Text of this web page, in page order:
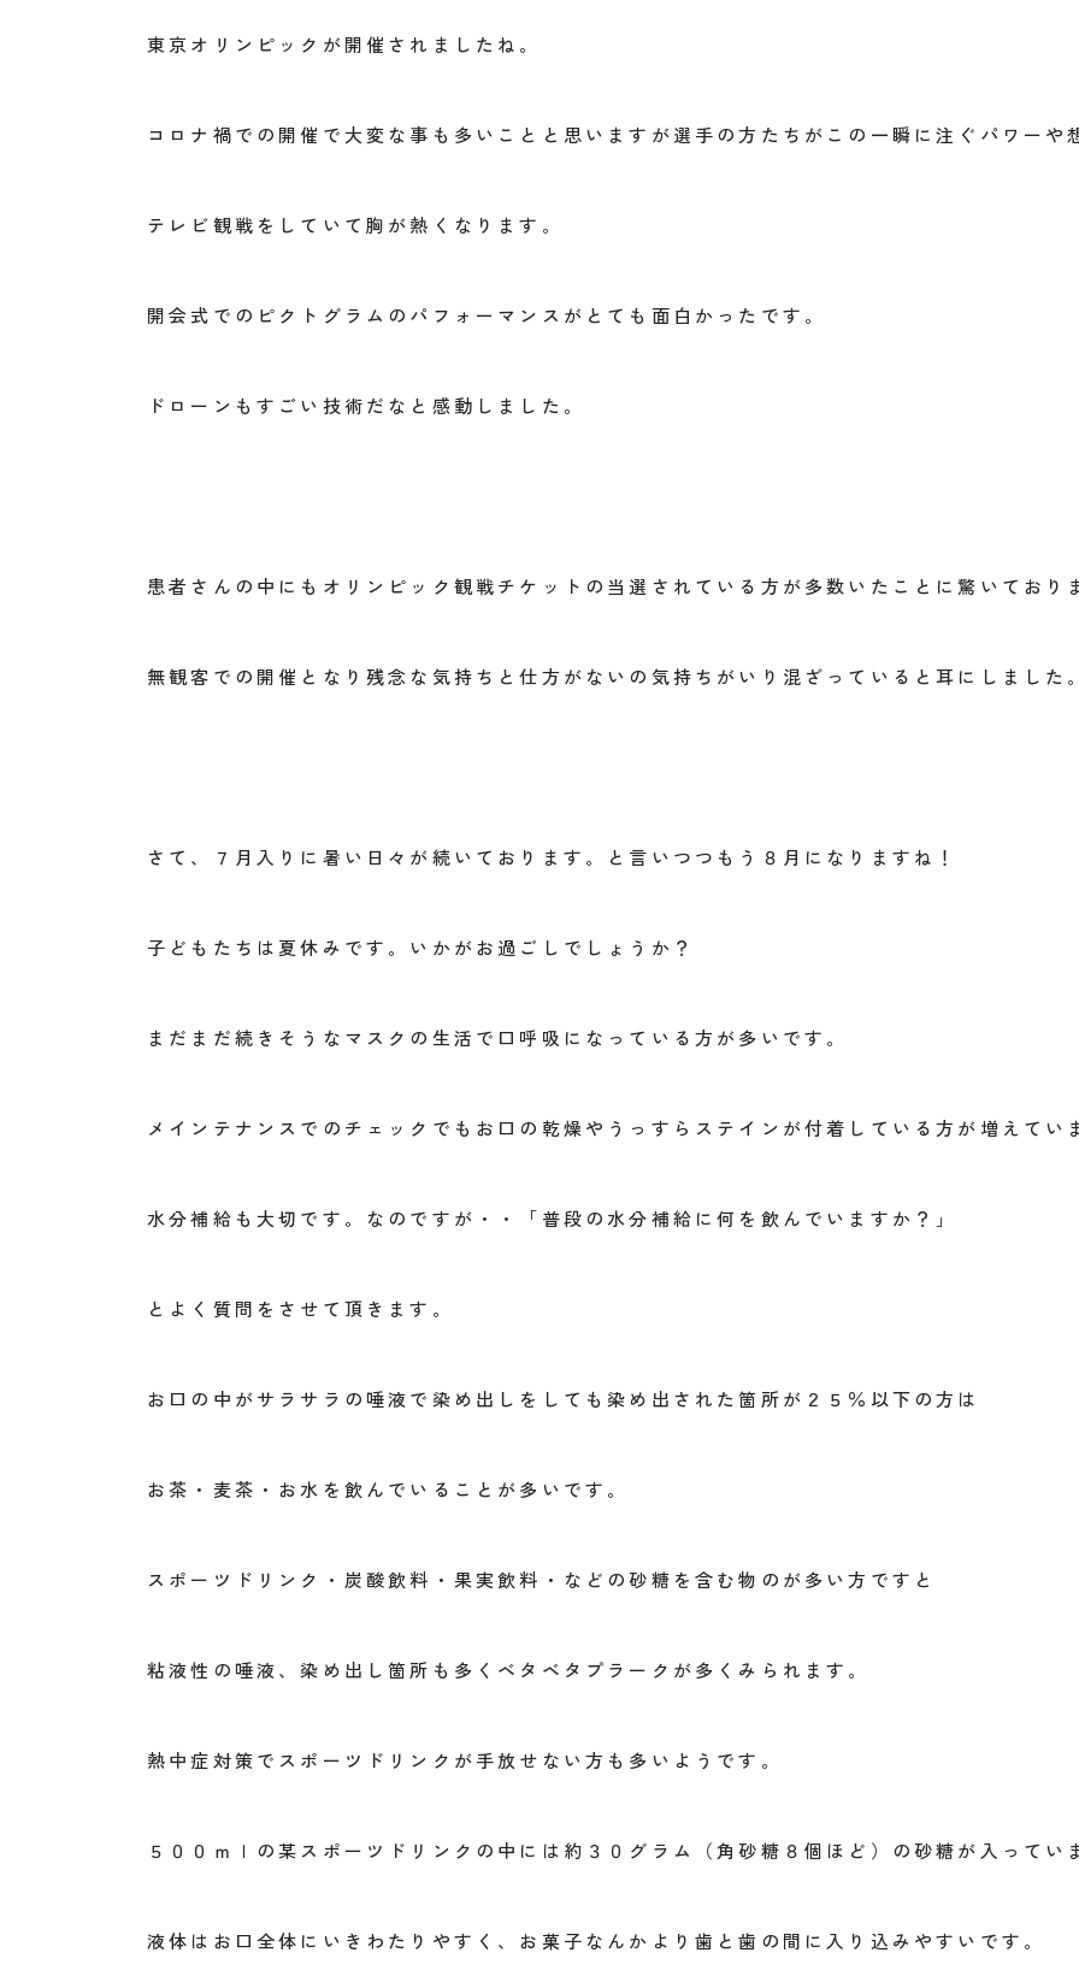
東京オリンピックが開催されましたね。
コロナ禍での開催で大変な事も多いことと思いますが選手の方たちがこの一瞬に注ぐパワーや
テレビ観戦をしていて胸が熱くなります。
開会式でのピクトグラムのパフォーマンスがとても面白かったです。
ドローンもすごい技術だなと感動しました。
患者さんの中にもオリンピック観戦チケットの当選されている方が多数いたことに驚いており
無観客での開催となり残念な気持ちと仕方がないの気持ちがいり混ざっていると耳にしました
さて、７月入りに暑い日々が続いております。と言いつつもう８月になりますね！
子どもたちは夏休みです。いかがお過ごしでしょうか？
まだまだ続きそうなマスクの生活で口呼吸になっている方が多いです。
メインテナンスでのチェックでもお口の乾燥やうっすらステインが付着している方が増えてい
水分補給も大切です。なのですが・・「普段の水分補給に何を飲んでいますか？」
とよく質問をさせて頂きます。
お口の中がサラサラの唾液で染め出しをしても染め出された箇所が２５％以下の方は
お茶・麦茶・お水を飲んでいることが多いです。
スポーツドリンク・炭酸飲料・果実飲料・などの砂糖を含む物のが多い方ですと
粘液性の唾液、染め出し箇所も多くベタベタプラークが多くみられます。
熱中症対策でスポーツドリンクが手放せない方も多いようです。
５００ｍｌの某スポーツドリンクの中には約３０グラム（角砂糖８個ほど）の砂糖が入ってい
液体はお口全体にいきわたりやすく、お菓子なんかより歯と歯の間に入り込みやすいです。